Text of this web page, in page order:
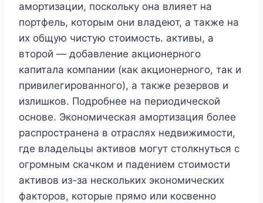
амортизации, поскольку она влияет на
портфель, которым они владеют, а также на
их общую чистую стоимость. активы, а
второй — добавление акционерного
капитала компании (как акционерного, так и
привилегированного), а также резервов и
излишков. Подробнее на периодической
основе. Экономическая амортизация более
распространена в отраслях недвижимости,
где владельцы активов могут столкнуться с
огромным скачком и падением стоимости
активов из-за нескольких экономических
факторов, которые прямо или косвенно